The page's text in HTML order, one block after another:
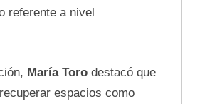
referente a nivel
María Toro destacó que
espacios como